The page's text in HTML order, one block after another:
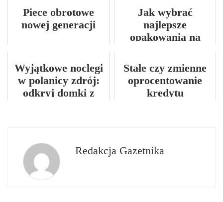
firmowe
Piece obrotowe
nowej generacji
Jak wybrać
najlepsze
opakowania na
firmy cateringowej
Wyjątkowe noclegi
w polanicy zdrój:
odkryj domki z
Stałe czy zmienne
oprocentowanie
kredytu
Redakcja Gazetnika